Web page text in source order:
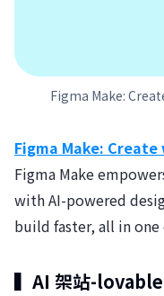
Figma Make:
Figma Make:
Figma Make
with AI-powered
build faster, all in one
▍AI 架站-lovable